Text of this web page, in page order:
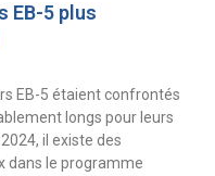
EB-5 plus
EB-5 étaient confrontés
longs pour leurs
il existe des
dans le programme